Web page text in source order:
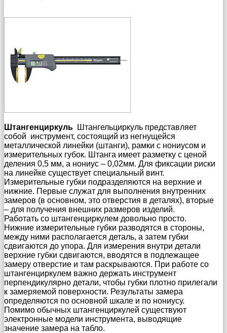
Штангенциркуль Штангельциркуль представляет
собой инструмент, состоящий из негнущейся
металлической линейки (штанги), рамки с нониусом и
измерительных губок. Штанга имеет разметку с ценой
деления 0,5 мм, а нониус – 0,02мм. Для фиксации риски
на линейке существует специальный винт.
Измерительные губки подразделяются на верхние и
нижние. Первые служат для выполнения внутренних
замеров (в основном, это отверстия в деталях), вторые
– для получения внешних размеров изделий.
Работать со штангенциркулем довольно просто.
Нижние измерительные губки разводятся в стороны,
между ними располагается деталь, а затем губки
сдвигаются до упора. Для измерения внутри детали
верхние губки сдвигаются, вводятся в подлежащее
замеру отверстие и там раскрываются. При работе со
штангенциркулем важно держать инструмент
перпендикулярно детали, чтобы губки плотно прилегали
к замеряемой поверхности. Результаты замера
определяются по основной шкале и по нониусу.
Помимо обычных штангенциркулей существуют
электронные модели инструмента, выводящие
значение замера на табло.